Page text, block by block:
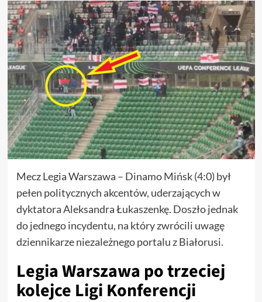
Mecz Legia Warszawa – Dinamo Mińsk (4:0) był
pełen politycznych akcentów, uderzających w
dyktatora Aleksandra Łukaszenkę. Doszło jednak
do jednego incydentu, na który zwrócili uwagę
dziennikarze niezależnego portalu z Białorusi.
Legia Warszawa po trzeciej
kolejce Ligi Konferencji